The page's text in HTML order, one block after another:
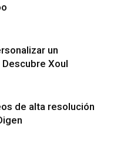
un
Xoul
de alta resolución